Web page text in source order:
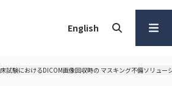
English
ニュー
試験におけるDICOM画像回収時の マスキング不備ソリュー